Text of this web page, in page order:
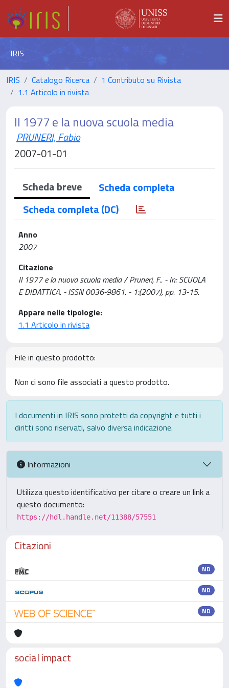
IRIS
IRIS Catalogo Ricerca
1 Contributo su Rivista
1.1 Articolo in rivista
Il 1977 e la nuova scuola media
PRUNERI, Fabio
2007-01-01
Scheda breve
Scheda completa
Scheda completa (DC)
Anno
2007
Citazione
Il 1977 e la nuova scuola media / Pruneri, F.. - In: SCUOLA
E DIDATTICA. - ISSN 0036-9861. - 1:(2007), pp. 13-15.
Appare nelle tipologie:
1.1 Articolo in rivista
File in questo prodotto:
Non ci sono file associati a questo prodotto.
I documenti in IRIS sono protetti da copyright e tutti i
diritti sono riservati, salvo diversa indicazione.
Informazioni
Utilizza questo identificativo per citare o creare un link a
questo documento:
https://hdl.handle.net/11388/57551
Citazioni
ND
ND
ND
social impact